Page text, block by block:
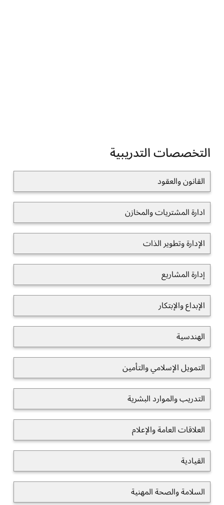
التخصصات التدريبية
القانون والعقود
ادارة المشتريات والمخازن
الإدارة وتطوير الذات
إدارة المشاريع
الإبداع والإبتكار
الهندسية
التمويل الإسلامي والتأمين
التدريب والموارد البشرية
العلاقات العامة والإعلام
القيادية
السلامة والصحة المهنية